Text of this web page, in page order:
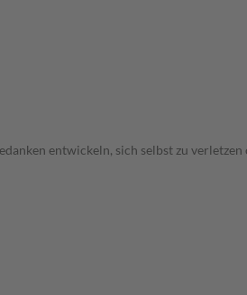
entwickeln, sich selbst zu verletzen